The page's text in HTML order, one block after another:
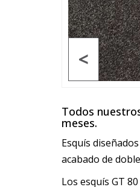
<
Todos
meses.
Esquís
acabado de
Los esquís GT